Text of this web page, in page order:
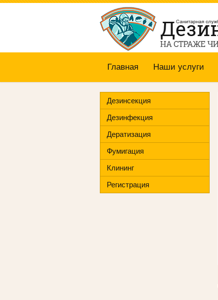
Главная Наши услуги
Дезинсекция
Дезинфекция
Дератизация
Фумигация
Клининг
Регистрация